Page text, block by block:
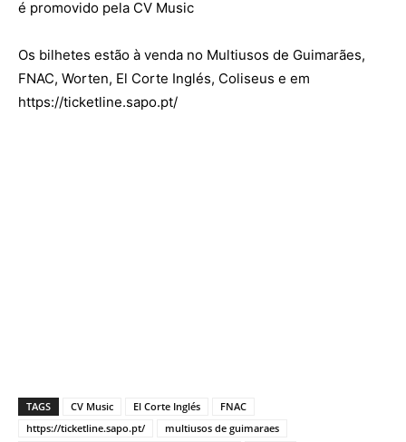
é promovido pela CV Music
Os bilhetes estão à venda no Multiusos de Guimarães,
FNAC, Worten, El Corte Inglés, Coliseus e em
https://ticketline.sapo.pt/
TAGS CV Music El Corte Inglés
FNAC
https://ticketline.sapo.pt/
multiusos de guimaraes